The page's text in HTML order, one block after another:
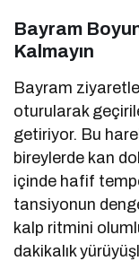
Bayram
Kalmayın
Bayram
oturularak
getiriyor. Bu
bireylerde kan
içinde hafif
tansiyonun
kalp ritmini
dakikalık